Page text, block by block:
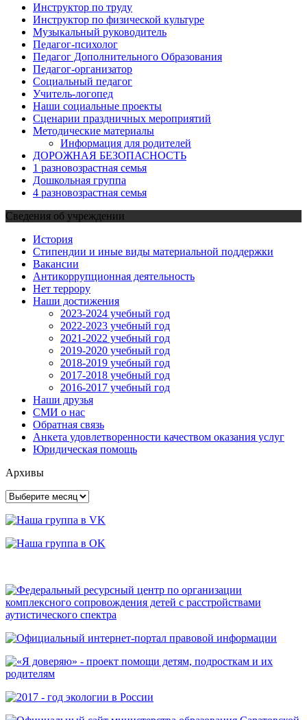
Инструктор по труду
Инструктор по физической культуре
Музыкальный руководитель
Педагог-психолог
Педагог Дополнительного Образования
Педагог-организатор
Социальный педагог
Учитель-логопед
Наши социальные проекты
Сценарии праздничных мероприятий
Методические материалы
Информация для родителей
ДОРОЖНАЯ БЕЗОПАСНОСТЬ
1 разновозрастная семья
Дошкольная группа
4 разновозрастная семья
Сведения об учреждении
История
Стипендии и иные виды материальной поддержки
Вакансии
Антикоррупционная деятельность
Нет террору
Наши достижения
2023-2024 учебный год
2022-2023 учебный год
2021-2022 учебный год
2019-2020 учебный год
2018-2019 учебный год
2017-2018 учебный год
2016-2017 учебный год
Наши друзья
СМИ о нас
Обратная связь
Анкета удовлетворенности качеством оказания услуг
Юридическая помощь
Архивы
Архивы